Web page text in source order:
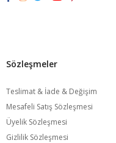
Sözleşmeler
Teslimat & İade & Değişim
Mesafeli Satış Sözleşmesi
Üyelik Sözleşmesi
Gizlilik Sözleşmesi